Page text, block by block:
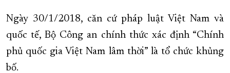
Ngày 30/1/2018, căn cứ pháp luật Việt Nam và
quốc tế, Bộ Công an chính thức xác định “Chính
phủ quốc gia Việt Nam lâm thời” là tổ chức khủng
bố.